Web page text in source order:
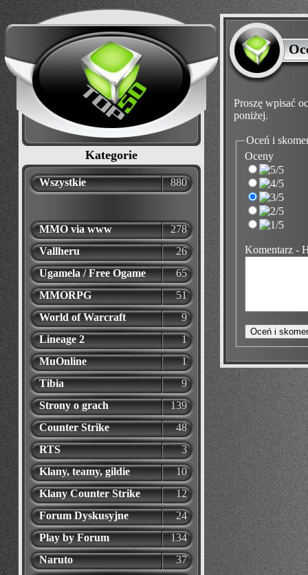
Kategorie
Wszystkie 880
MMO via www
278
Vallheru
26
Ugamela / Free Ogame
65
MMORPG
51
World of Warcraft
9
Lineage 2
1
MuOnline
1
Tibia
9
Strony o grach
139
Counter Strike
48
RTS
3
Klany, teamy, gildie
10
Klany Counter Strike
12
Forum Dyskusyjne
24
Play by Forum
134
Naruto
37
Proszę wpisać
poniżej.
Oceń i
Oceny
Komentarz -